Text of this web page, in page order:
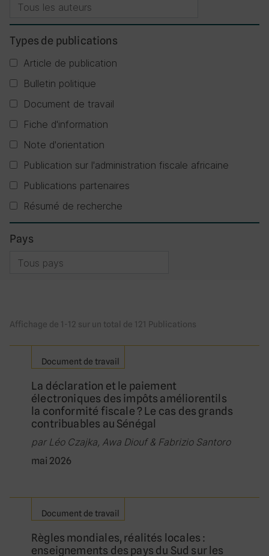
Types de publications
Article de publication
Bulletin politique
Document de travail
Fiche d'information
Note d'orientation
Publication sur l'administration fiscale africaine
Publications partenaires
Résumé de recherche
Pays
Pays filtre
Affichage de 1-12 sur un total de 121 Publications
Document de travail
La déclaration et le paiement
électroniques des impôts améliorentils
la conformité fiscale ? Le cas des grands
contribuables au Sénégal
par Léo Czajka, Awa Diouf & Fabrizio Santoro
mai 2026
Document de travail
Règles mondiales, réalités locales :
enseignements des pays du Sud sur les